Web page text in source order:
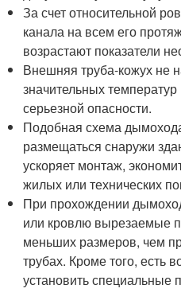
За счет относительной
канала на всем его
возрастают показатели
Внешняя труба-кожух не
значительных
серьезной опасности.
Подобная схема
размещаться снаружи
ускоряет монтаж,
жилых или технических
При прохождении
или кровлю вырезаемые
меньших размеров, чем
трубах. Кроме того, есть
установить специальные